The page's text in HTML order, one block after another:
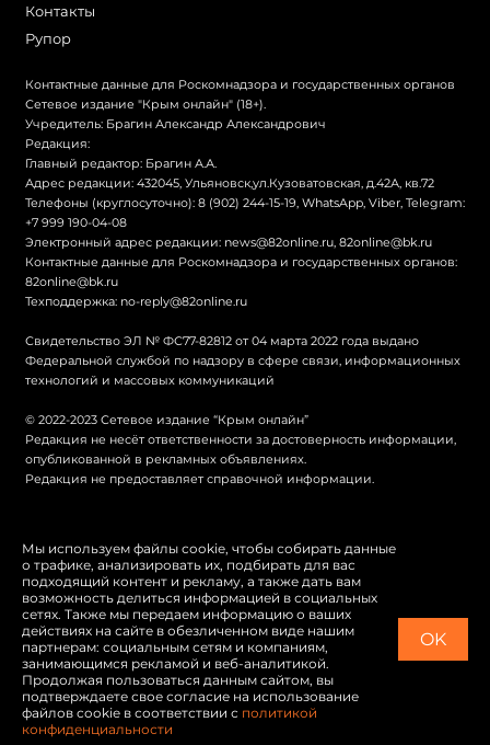
Контакты
Рупор
Контактные данные для Роскомнадзора и государственных органов
Сетевое издание "Крым онлайн" (18+).
Учредитель: Брагин Александр Александрович
Редакция:
Главный редактор: Брагин А.А.
Адрес редакции: 432045, Ульяновск,ул.Кузоватовская, д.42А, кв.72
Телефоны (круглосуточно): 8 (902) 244-15-19, WhatsApp, Viber, Telegram:
+7 999 190-04-08
Электронный адрес редакции: news@82online.ru 82online@bk.ru
Контактные данные для Роскомнадзора и государственных органов:
82online@bk.ru
Техподдержка: no-reply@82online.ru
Свидетельство ЭЛ № ФС77-82812 от 04 марта 2022 года выдано
Федеральной службой по надзору в сфере связи, информационных
технологий и массовых коммуникаций
© 2022-2023 Сетевое издание “Крым онлайн”
Редакция не несёт ответственности за достоверность информации,
опубликованной в рекламных объявлениях.
Редакция не предоставляет справочной информации.
© Крым онлайн
Политика конфиденциальности
Карта сайта
Switch to English
Мы используем файлы cookie, чтобы собирать данные
о трафике, анализировать их, подбирать для вас
подходящий контент и рекламу, а также дать вам
возможность делиться информацией в социальных
сетях. Также мы передаем информацию о ваших
действиях на сайте в обезличенном виде нашим
партнерам: социальным сетям и компаниям,
занимающимся рекламой и веб-аналитикой.
Продолжая пользоваться данным сайтом, вы
подтверждаете свое согласие на использование
файлов cookie в соответствии с политикой
конфиденциальности
OK